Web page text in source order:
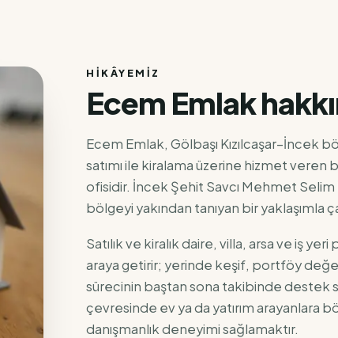
HIKÂYEMIZ
Ecem Emlak
Ecem Emlak, Gölbaşı Kızılcaşar–İncek
satımı ile kiralama üzerine hizmet veren
ofisidir. İncek Şehit Savcı Mehmet Selim
bölgeyi yakından tanıyan bir yaklaşımla
Satılık ve kiralık daire, villa, arsa ve iş yeri
araya getirir; yerinde keşif, portföy
sürecinin baştan sona takibinde destek
çevresinde ev ya da yatırım arayanlara
danışmanlık deneyimi sağlamaktır.